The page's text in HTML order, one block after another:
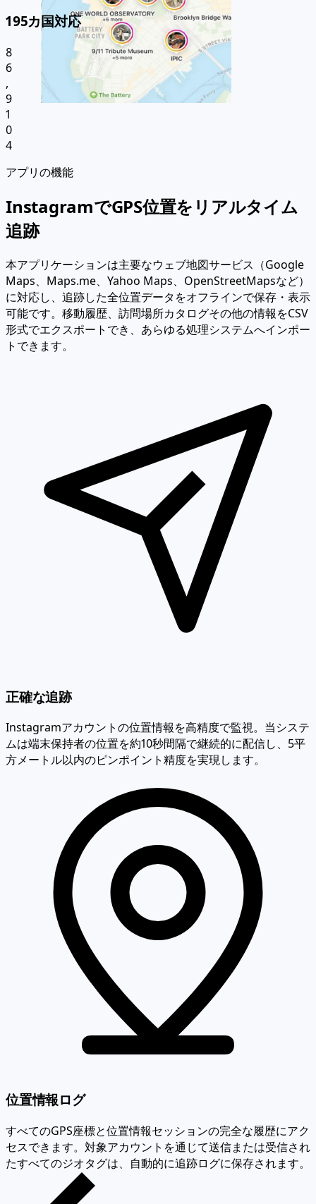
195カ国対応
8
6
,
9
1
0
4
アプリの機能
InstagramでGPS位置をリアルタイム
追跡
本アプリケーションは主要なウェブ地図サービス（Google
Maps、Maps.me、Yahoo Maps、OpenStreetMapsなど）
に対応し、追跡した全位置データをオフラインで保存・表示
可能です。移動履歴、訪問場所カタログその他の情報をCSV
形式でエクスポートでき、あらゆる処理システムへインポー
トできます。
正確な追跡
Instagramアカウントの位置情報を高精度で監視。当システ
ムは端末保持者の位置を約10秒間隔で継続的に配信し、5平
方メートル以内のピンポイント精度を実現します。
位置情報ログ
すべてのGPS座標と位置情報セッションの完全な履歴にアク
セスできます。対象アカウントを通じて送信または受信され
たすべてのジオタグは、自動的に追跡ログに保存されます。